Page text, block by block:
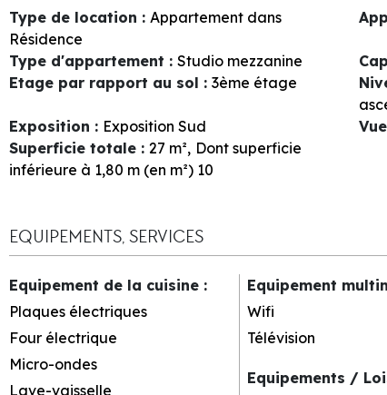
Type de location : Appartement dans
Résidence
Type d'appartement : Studio mezzanine
Etage par rapport au sol : 3ème étage
Exposition : Exposition Sud Vue
Superficie totale : 27 m² Dont superficie
inférieure à 1,80 m (en m²) 10
EQUIPEMENTS, SERVICES
Equipement de la cuisine :
Plaques électriques
Four électrique
Micro-ondes
Lave-vaisselle
Equipement
Wifi
Télévision
Equipements /